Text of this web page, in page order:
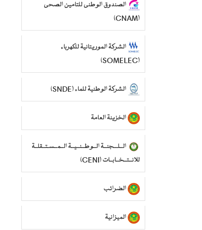
الصندوق الوطنى للتامين الصحى
(CNAM)
الشركة الموريتانية للكهرباء
(SOMELEC)
الشركة الوطنية للماء (SNDE)
الخزينة العامة
الــلـــجنــة الــوطــنــيــة الــمــسـتــقلــة
للانــتــخــابــات (CENI)
الضرائب
الميزانية